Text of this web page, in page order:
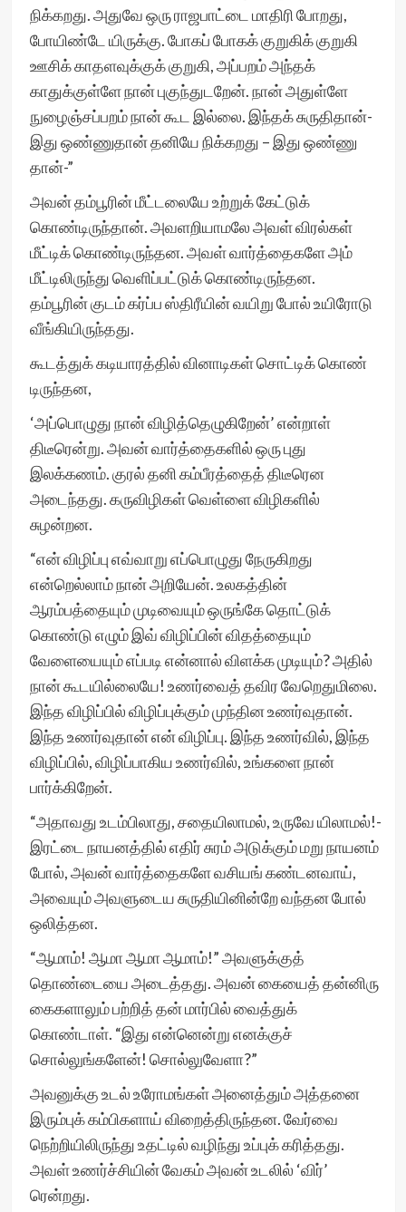
நிக்கறது. அதுவே ஒரு ராஜபாட்டை மாதிரி போறது,
போயிண்டே யிருக்கு. போகப் போகக் குறுகிக் குறுகி
ஊசிக் காதளவுக்குக் குறுகி, அப்பறம் அந்தக்
காதுக்குள்ளே நான் புகுந்துடறேன். நான் அதுள்ளே
நுழைஞ்சப்பறம் நான் கூட இல்லை. இந்தக் சுருதிதான்-
இது ஒண்ணுதான் தனியே நிக்கறது – இது ஒண்ணு
தான்-”
அவன் தம்பூரின் மீட்டலையே உற்றுக் கேட்டுக்
கொண்டிருந்தான். அவளறியாமலே அவள் விரல்கள்
மீட்டிக் கொண்டிருந்தன. அவள் வார்த்தைகளே அம்
மீட்டிலிருந்து வெளிப்பட்டுக் கொண்டிருந்தன.
தம்பூரின் குடம் கர்ப்ப ஸ்திரீயின் வயிறு போல் உயிரோடு
வீங்கியிருந்தது.
கூடத்துக் கடியாரத்தில் வினாடிகள் சொட்டிக் கொண்
டிருந்தன,
‘அப்பொழுது நான் விழித்தெழுகிறேன்’ என்றாள்
திடீரென்று. அவன் வார்த்தைகளில் ஒரு புது
இலக்கணம். குரல் தனி கம்பீரத்தைத் திடீரென
அடைந்தது. கருவிழிகள் வெள்ளை விழிகளில்
சுழன்றன.
“என் விழிப்பு எவ்வாறு எப்பொழுது நேருகிறது
என்றெல்லாம் நான் அறியேன். உலகத்தின்
ஆரம்பத்தையும் முடிவையும் ஒருங்கே தொட்டுக்
கொண்டு எழும் இவ் விழிப்பின் விதத்தையும்
வேளையையும் எப்படி என்னால் விளக்க முடியும்? அதில்
நான் கூடயில்லையே! உணர்வைத் தவிர வேறெதுமிலை.
இந்த விழிப்பில் விழிப்புக்கும் முந்தின உணர்வுதான்.
இந்த உணர்வுதான் என் விழிப்பு. இந்த உணர்வில், இந்த
விழிப்பில், விழிப்பாகிய உணர்வில், உங்களை நான்
பார்க்கிறேன்.
“அதாவது உடம்பிலாது, சதையிலாமல், உருவே யிலாமல்!-
இரட்டை நாயனத்தில் எதிர் சுரம் அடுக்கும் மறு நாயனம்
போல், அவன் வார்த்தைகளே வசியங் கண்டனவாய்,
அவையும் அவளுடைய சுருதியினின்றே வந்தன போல்
ஒலித்தன.
“ஆமாம்! ஆமா ஆமா ஆமாம்!” அவளுக்குத்
தொண்டையை அடைத்தது. அவன் கையைத் தன்னிரு
கைகளாலும் பற்றித் தன் மார்பில் வைத்துக்
கொண்டாள். “இது என்னென்று எனக்குச்
சொல்லுங்களேன்! சொல்லுவேளா?”
அவனுக்கு உடல் உரோமங்கள் அனைத்தும் அத்தனை
இரும்புக் கம்பிகளாய் விறைத்திருந்தன. வேர்வை
நெற்றியிலிருந்து உதட்டில் வழிந்து உப்புக் கரித்தது.
அவள் உணர்ச்சியின் வேகம் அவன் உடலில் ‘விர்’
ரென்றது.